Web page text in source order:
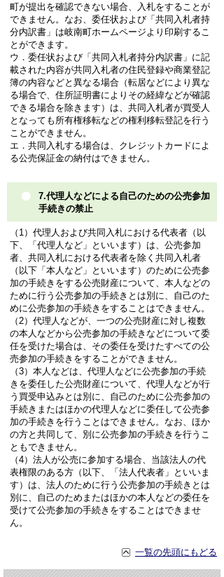
町が提出を確認できない場合、入札をすることが
できません。なお、委任状および「共同入札者持
分内訳書」は岐南町ホームページより印刷するこ
とができます。
ウ．委任状および「共同入札者持分内訳書」に記
載された内容が共同入札者の住民登録や商業登記
簿の内容などと異なる場合（転居などにより異な
る場合で、住所証明書によりその経緯などが確認
できる場合を除きます）は、共同入札者が買受人
となっても所有権移転などの権利移転登記を行う
ことができません。
エ．共同入札する場合は、クレジットカードによ
る公売保証金の納付はできません。
7.代理人などによる自己のための公売参加
手続きの禁止
（1）代理人および共同入札における代表者（以
下、「代理人など」といいます）は、公売参加
者、共同入札における代表者を除く共同入札者
（以下「本人など」といいます）のために公売参
加の手続きをする公売財産について、本人などの
ために行う公売参加の手続きとは別に、自己のた
めに公売参加の手続きをすることはできません。
（2）代理人などが、一つの公売財産に対し複数
の本人などから公売参加の手続きなどについて委
任を受けた場合は、その委任を受けたすべての公
売参加の手続きをすることができません。
（3）本人などは、代理人などに公売参加の手続
きを委任した公売財産について、代理人などが行
う買受申込みとは別に、自己のために公売参加の
手続きまたはほかの代理人などに委任して公売参
加の手続きを行うことはできません。なお、ほか
の方と共同して、別に公売参加の手続きを行うこ
ともできません。
（4）法人が公売に参加する場合、当該法人の代
表権限のある方（以下、「法人代表者」といいま
す）は、法人のために行う公売参加の手続きとは
別に、自己のためまたはほかの本人などの委任を
受けて公売参加の手続きをすることはできませ
ん。
一覧の先頭にもどる